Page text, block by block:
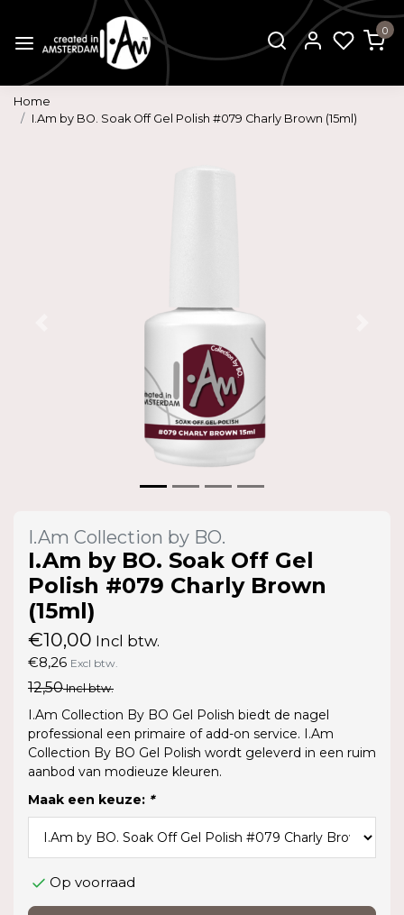
0
Home
I.Am by BO. Soak Off Gel Polish #079 Charly Brown (15ml)
I.Am Collection by BO.
I.Am by BO. Soak Off Gel
Polish #079 Charly Brown
(15ml)
€10,00 Incl btw.
€8,26 Excl btw.
12,50Incl btw.
I.Am Collection By BO Gel Polish biedt de nagel
professional een primaire of add-on service. I.Am
Collection By BO Gel Polish wordt geleverd in een ruim
aanbod van modieuze kleuren.
Maak een keuze: *
Op voorraad